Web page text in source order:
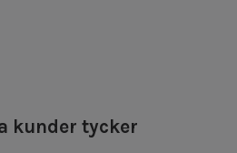
kunder tycker